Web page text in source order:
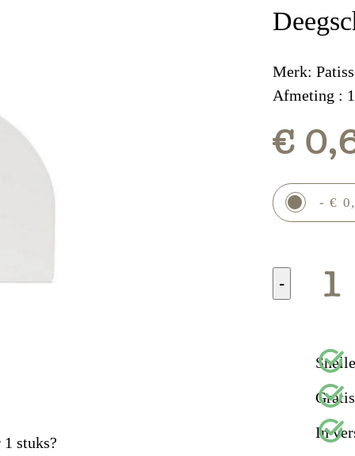
stuks?
Merk:
Afmeting :
€
- €
-
In